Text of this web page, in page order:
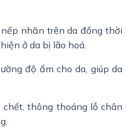
nhăn trên da đồng thời
ở da bị lão hoá.
độ ẩm cho da, giúp da
thông thoáng lỗ chân